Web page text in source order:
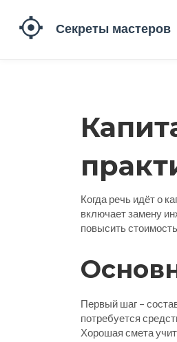
Когда речь идёт о
включает замену
повысить
Первый шаг –
потребуется
Хорошая смета